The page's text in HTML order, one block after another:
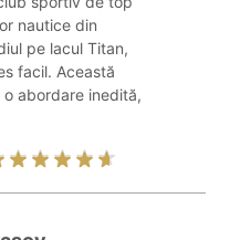
nautice din
pe lacul Titan,
facil. Această
abordare inedită,